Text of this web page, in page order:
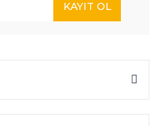
KAYIT OL